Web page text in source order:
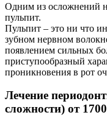
Одним из осложнений
пульпит.
Пульпит – это ни что
зубном нервном
появлением сильных
приступообразный
проникновения в рот
Лечение
сложности) от